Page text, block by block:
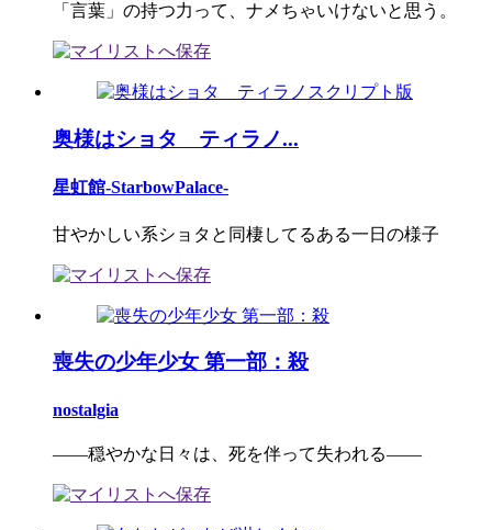
「言葉」の持つ力って、ナメちゃいけないと思う。
奥様はショタ ティラノ...
星虹館-StarbowPalace-
甘やかしい系ショタと同棲してるある一日の様子
喪失の少年少女 第一部：殺
nostalgia
――穏やかな日々は、死を伴って失われる――